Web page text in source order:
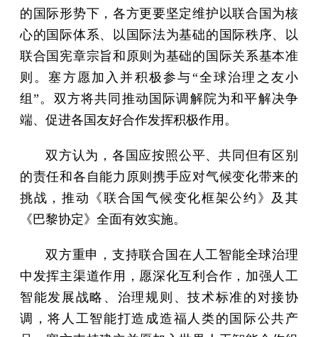
的国际形势下，各方更要坚定维护以联合国为核
心的国际体系、以国际法为基础的国际秩序、以
联合国宪章宗旨和原则为基础的国际关系基本准
则。塞方愿加入并积极参与“全球治理之友小
组”。双方将共同推动国际调解院为和平解决争
端、促进各国友好合作发挥积极作用。
双方认为，各国应按照公平、共同但有区别
的责任和各自能力原则携手应对气候变化带来的
挑战，推动《联合国气候变化框架公约》及其
《巴黎协定》全面有效实施。
双方重申，支持联合国在人工智能全球治理
中发挥主渠道作用，愿深化互利合作，加强人工
智能发展战略、治理规则、技术标准的对接协
调，将人工智能打造成造福人类的国际公共产